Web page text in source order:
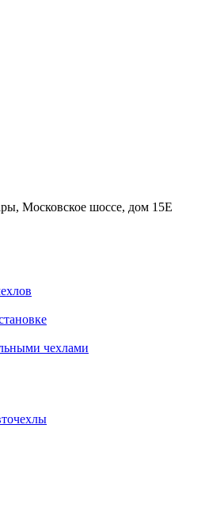
Московское шоссе, дом 15Е
чехлами